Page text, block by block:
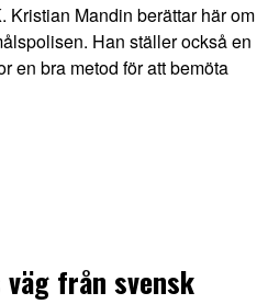
Kristian Mandin berättar här om
Han ställer också en
en bra metod för att bemöta
väg från svensk